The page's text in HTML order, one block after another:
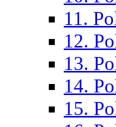
11.
12.
13.
14.
15.